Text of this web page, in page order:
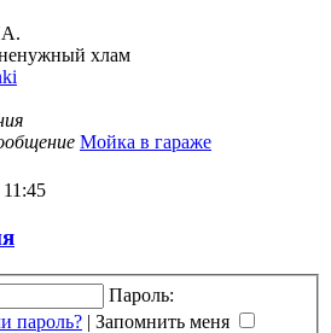
ненужный хлам
Мойка в гараже
Пароль:
пароль? | Запомнить меня